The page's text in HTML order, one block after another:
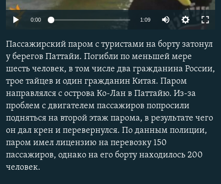
0:00 1:09
Пассажирский паром с туристами на борту затонул
у берегов Паттайи. Погибли по меньшей мере
шесть человек, в том числе два гражданина России,
трое тайцев и один гражданин Китая. Паром
направлялся с острова Ко-Лан в Паттайю. Из-за
проблем с двигателем пассажиров попросили
подняться на второй этаж парома, в результате чего
он дал крен и перевернулся. По данным полиции,
паром имел лицензию на перевозку 150
пассажиров, однако на его борту находилось 200
человек.